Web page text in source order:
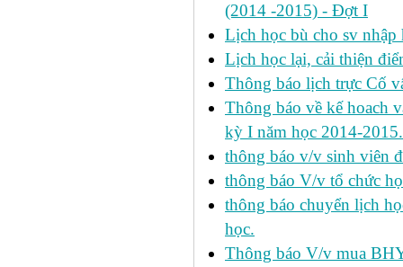
(2014 -2015) - Đợt I
Lịch học bù cho sv
Lịch học lại, cải thiện
Thông báo lịch trực Cố
Thông báo về kế hoach
kỳ I năm học 2014-2015.
thông báo v/v sinh viên
thông báo V/v tổ chức
thông báo chuyển lịch
học.
Thông báo V/v mua